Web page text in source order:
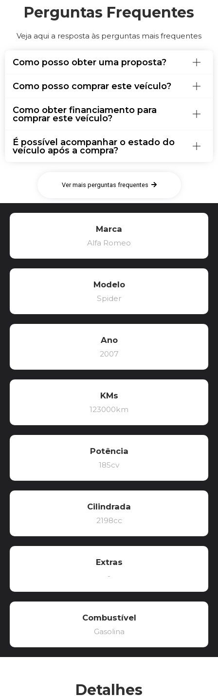
Perguntas Frequentes
Veja aqui a resposta às perguntas mais frequentes
Como posso obter uma proposta?
Como posso comprar este veículo?
Como obter financiamento para
comprar este veículo?
É possível acompanhar o estado do
veículo após a compra?
Ver mais perguntas frequentes
Marca
Alfa Romeo
Modelo
Spider
Ano
2007
KMs
123000km
Potência
185cv
Cilindrada
2198cc
Extras
-
Combustível
Gasolina
Detalhes